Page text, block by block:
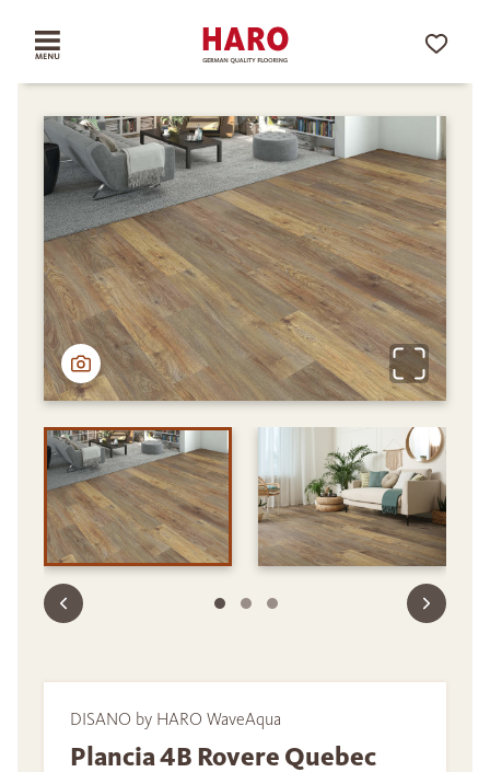
DISANO by HARO WaveAqua
Plancia 4B Rovere Quebec